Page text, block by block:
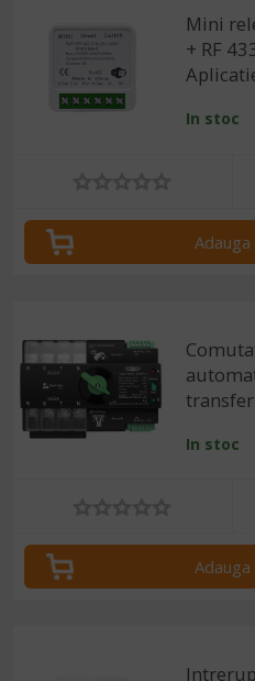
Mini
+ RF
In stoc
Adauga
In stoc
Adauga